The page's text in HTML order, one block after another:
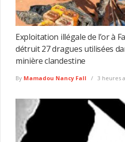
Exploitation illégale de l’or à
détruit 27 dragues utilisées
minière clandestine
By Mamadou Nancy Fall 3 heures